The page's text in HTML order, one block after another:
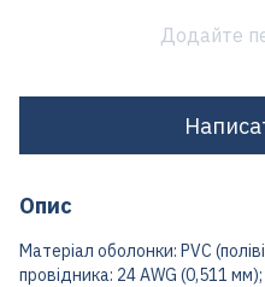
Додайте
Опис
Матеріал оболонки: PVC
провідника: 24 AWG (0,511